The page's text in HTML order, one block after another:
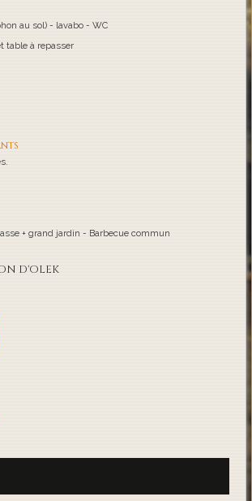
au sol) - lavabo - WC
table à repasser
+ grand jardin - Barbecue commun
D'OLEK